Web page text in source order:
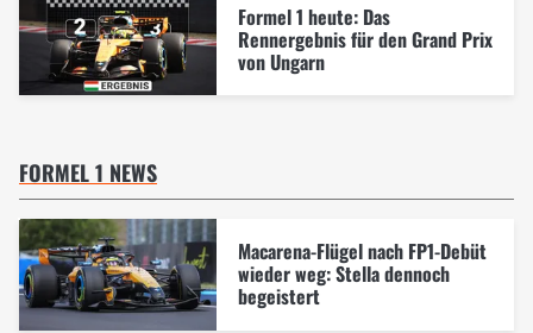
Formel 1 heute: Das
Rennergebnis für den Grand Prix
von Ungarn
FORMEL 1 NEWS
Macarena-Flügel nach FP1-Debüt
wieder weg: Stella dennoch
begeistert